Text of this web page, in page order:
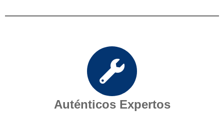
Auténticos Expertos